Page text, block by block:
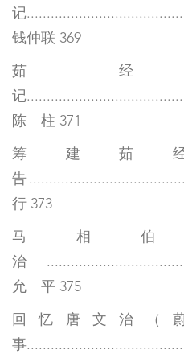
记
钱仲联 369
茹
记
陈 柱 371
筹建茹
告
行 373
马相
治
允 平 375
回忆唐文治（
事